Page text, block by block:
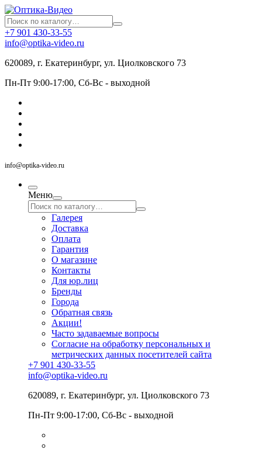
+7 901 430-33-55
info@optika-video.ru
620089, г. Екатеринбург, ул. Циолковского 73
Пн-Пт 9:00-17:00, Сб-Вс - выходной
info@optika-video.ru
Меню
Галерея
Доставка
Оплата
Гарантия
О магазине
Контакты
Для юр.лиц
Бренды
Города
Обратная связь
Акции!
Часто задаваемые вопросы
Согласие на обработку персональных и
метрических данных посетителей сайта
+7 901 430-33-55
info@optika-video.ru
620089, г. Екатеринбург, ул. Циолковского 73
Пн-Пт 9:00-17:00, Сб-Вс - выходной